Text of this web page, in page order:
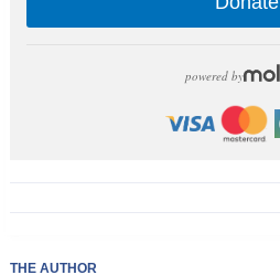
powered by
THE AUTHOR